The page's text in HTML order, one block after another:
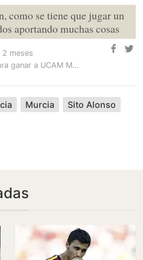
como se tiene que jugar un
aportando muchas cosas
2 meses
Satoransky advierte: “Para ganar a UCAM Murcia hemos de seguir…
Murcia
Sito Alonso